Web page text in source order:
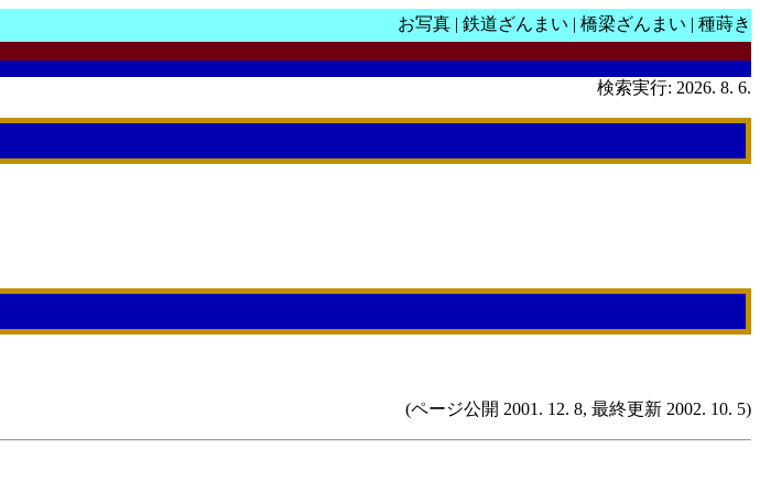
お写真 | 鉄道ざんまい | 橋梁ざんまい | 種蒔き
検索実行: 2026. 8. 6.
(ページ公開 2001. 12. 8, 最終更新 2002. 10. 5)